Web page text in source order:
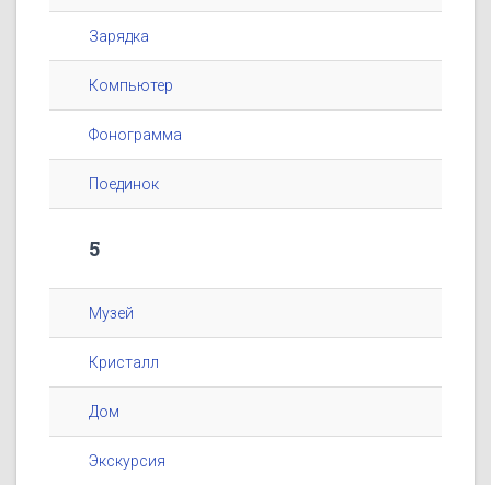
Зарядка
Компьютер
Фонограмма
Поединок
5
Музей
Кристалл
Дом
Экскурсия